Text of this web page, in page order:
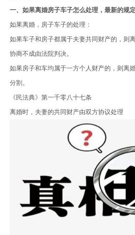
一、如果离婚房子车子怎么处理，最新的规
如果离婚，房子车子的处理：
如果车子和房子都属于夫妻共同财产的，则
协商不成由法院判决。
如果房子和车均属于一方个人财产的，则离
分割。
《民法典》第一千零八十七条
离婚时，夫妻的共同财产由双方协议处理